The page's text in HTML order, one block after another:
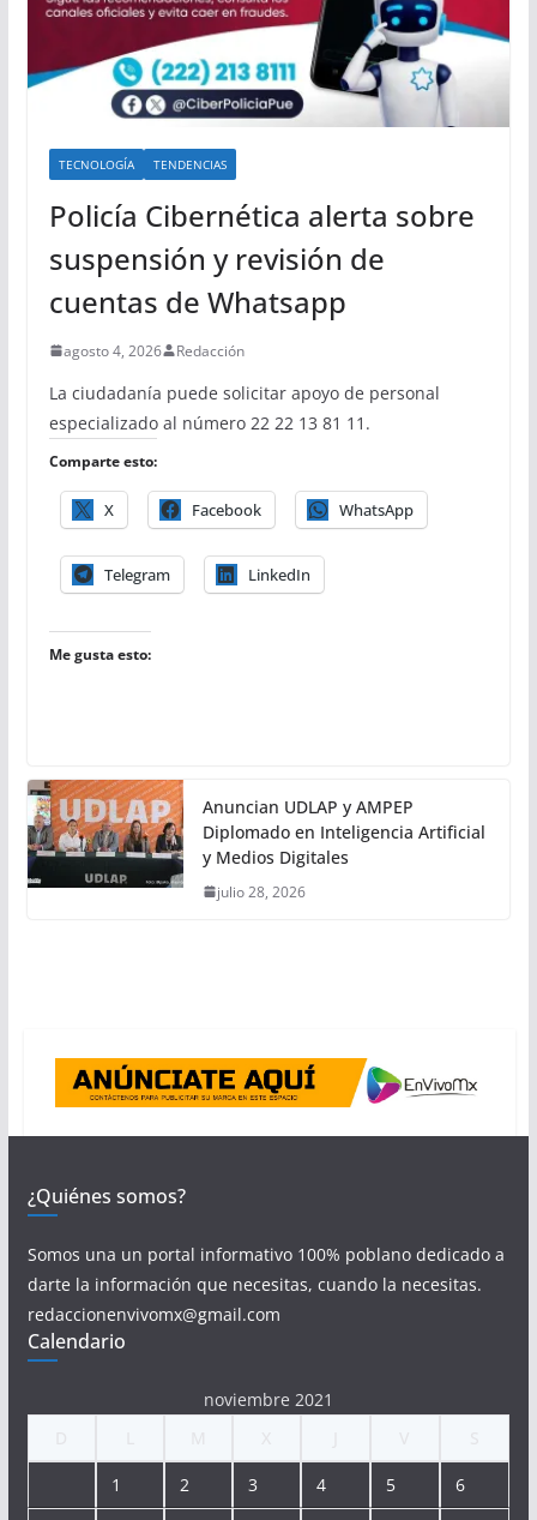
TECNOLOGÍA TENDENCIAS
Policía Cibernética alerta sobre
suspensión y revisión de
cuentas de Whatsapp
agosto 4, 2026 Redacción
La ciudadanía puede solicitar apoyo de personal
especializado al número 22 22 13 81 11.
Comparte esto:
X Facebook WhatsApp
Telegram LinkedIn
Me gusta esto:
Anuncian UDLAP y AMPEP
Diplomado en Inteligencia Artificial
y Medios Digitales
julio 28, 2026
¿Quiénes somos?
Somos una un portal informativo 100% poblano dedicado a
darte la información que necesitas, cuando la necesitas.
redaccionenvivomx@gmail.com
Calendario
noviembre 2021
1 2 3 4 5 6